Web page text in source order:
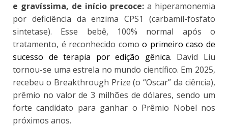
e gravíssima, de início precoce: a hiperamonemia
por deficiência da enzima CPS1 (carbamil-fosfato
sintetase). Esse bebê, 100% normal após o
tratamento, é reconhecido comoo primeiro caso de
sucesso de terapia por edição gênica. David Liu
tornou-se uma estrela no mundo científico. Em 2025,
recebeu o Breakthrough Prize (o “Oscar” da ciência),
prêmio no valor de 3 milhões de dólares, sendo um
forte candidato para ganhar o Prêmio Nobel nos
próximos anos.